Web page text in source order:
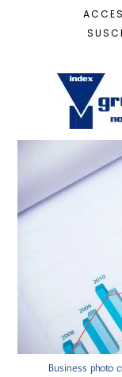
Actualidad
Business photo